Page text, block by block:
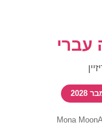
עברי
Mona